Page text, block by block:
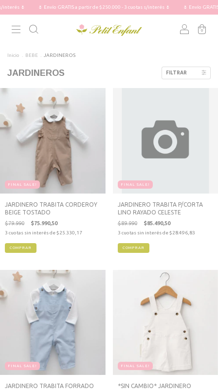
🌷 Envío GRATIS a partir de $250.000 - 3 cuotas s/interés 🌷 🌷 Envío GRATIS a partir
0
Inicio BEBE JARDINEROS
JARDINEROS FILTRAR
FINAL SALE!
JARDINERO TRABITA CORDEROY
BEIGE TOSTADO
$79.990 $75.990,50
3 cuotas sin interés de$25.330,17
COMPRAR
FINAL SALE!
JARDINERO TRABITA P/CORTA
LINO RAYADO CELESTE
$89.990 $85.490,50
3 cuotas sin interés de$28.496,83
COMPRAR
FINAL SALE!
JARDINERO TRABITA FORRADO
FINAL SALE!
*SIN CAMBIO* JARDINERO